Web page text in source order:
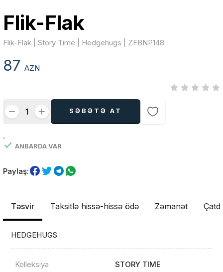
Flik-Flak
Flik-Flak | Story Time | Hedgehugs | ZFBNP148
87AZN
SƏBƏTƏ AT
.
ANBARDA VAR
Paylaş:
Təsvir Taksitlə hissə-hissə ödə Zəmanət
HEDGEHUGS
Kolleksiya
STORY TIME